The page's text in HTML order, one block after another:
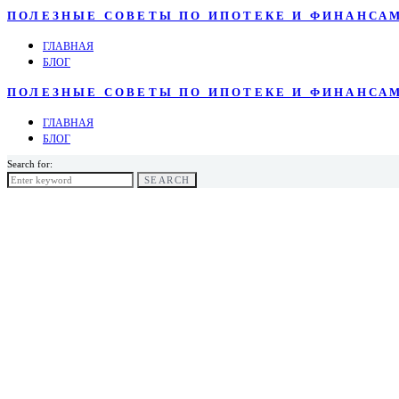
ПОЛЕЗНЫЕ СОВЕТЫ ПО ИПОТЕКЕ И
ГЛАВНАЯ
БЛОГ
ПОЛЕЗНЫЕ СОВЕТЫ ПО ИПОТЕКЕ И
ГЛАВНАЯ
БЛОГ
Search for:
SEARCH